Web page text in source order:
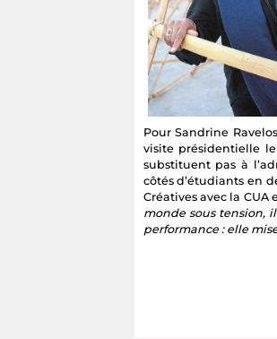
Pour Sandrine
visite présidentielle
substituent pas à
côtés d’étudiants en
Créatives avec la
monde sous tension,
performance : elle